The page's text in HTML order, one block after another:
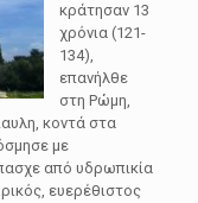
κράτησαν 13
χρόνια (121-
134),
επανήλθε
στη Ρώμη,
κοντά στα
με
από υδρωπικία
ευερέθιστος